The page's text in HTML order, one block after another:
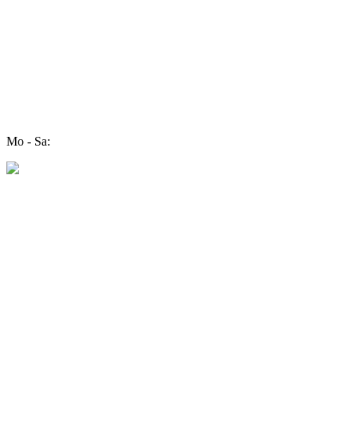
Mo - Sa: